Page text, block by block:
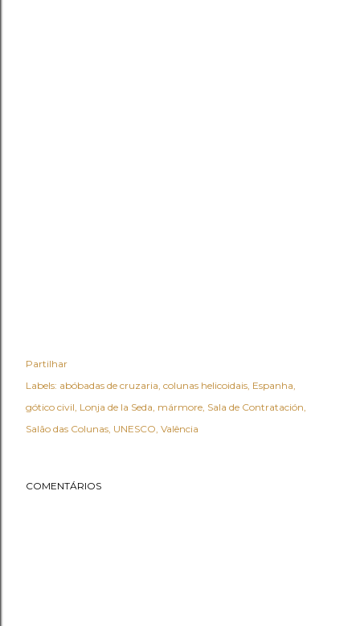
Partilhar
Labels: abóbadas de cruzaria colunas helicoidais Espanha
gótico civil Lonja de la Seda mármore Sala de Contratación
Salão das Colunas UNESCO Valência
COMENTÁRIOS